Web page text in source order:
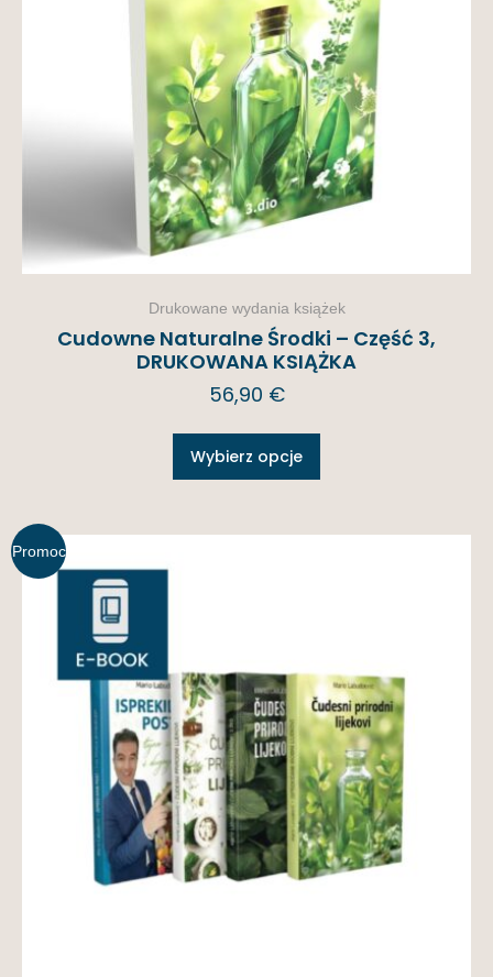
Drukowane wydania książek
Cudowne Naturalne Środki – Część 3,
DRUKOWANA KSIĄŻKA
56,90 €
Wybierz opcje
Promoc